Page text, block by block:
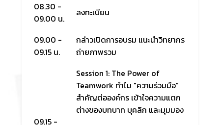
08.30 -
09.00 น.
ลงทะเบียน
09.00 -
09.15 น.
กล่าวเปิดการอบรม แนะนำวิทยากร
ถ่ายภาพรวม
09.15 -
Session 1: The Power of
Teamwork ทำไม "ความร่วมมือ"
สำคัญต่อองค์กร เข้าใจความแตก
ต่างของบทบาท บุคลิก และมุมมอง